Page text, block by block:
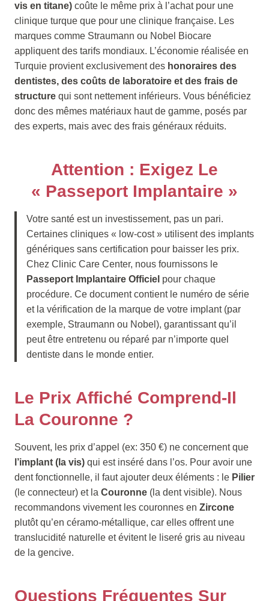
vis en titane) coûte le même prix à l’achat pour une
clinique turque que pour une clinique française. Les
marques comme Straumann ou Nobel Biocare
appliquent des tarifs mondiaux. L’économie réalisée en
Turquie provient exclusivement des honoraires des
dentistes, des coûts de laboratoire et des frais de
structure qui sont nettement inférieurs. Vous bénéficiez
donc des mêmes matériaux haut de gamme, posés par
des experts, mais avec des frais généraux réduits.
Attention : Exigez Le
« Passeport Implantaire »
Votre santé est un investissement, pas un pari.
Certaines cliniques « low-cost » utilisent des implants
génériques sans certification pour baisser les prix.
Chez Clinic Care Center, nous fournissons le
Passeport Implantaire Officiel pour chaque
procédure. Ce document contient le numéro de série
et la vérification de la marque de votre implant (par
exemple, Straumann ou Nobel), garantissant qu’il
peut être entretenu ou réparé par n’importe quel
dentiste dans le monde entier.
Le Prix Affiché Comprend-Il
La Couronne ?
Souvent, les prix d’appel (ex: 350 €) ne concernent que
l’implant (la vis) qui est inséré dans l’os. Pour avoir une
dent fonctionnelle, il faut ajouter deux éléments : le Pilier
(le connecteur) et la Couronne (la dent visible). Nous
recommandons vivement les couronnes en Zircone
plutôt qu’en céramo-métallique, car elles offrent une
translucidité naturelle et évitent le liseré gris au niveau
de la gencive.
Questions Fréquentes Sur